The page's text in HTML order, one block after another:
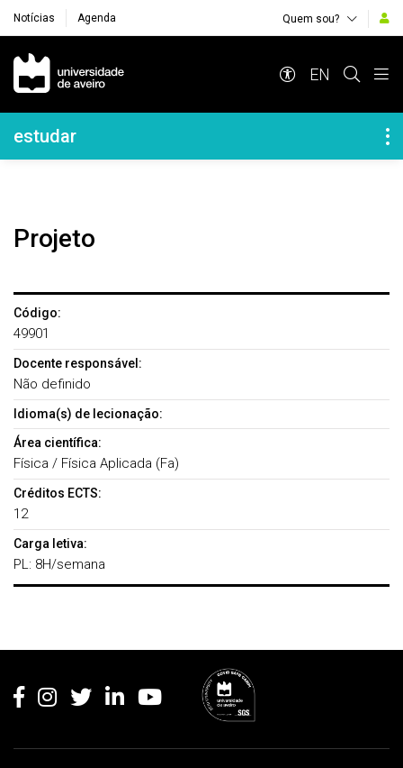
Notícias Agenda Quem sou?
Navegação Principal
EN
Navegação Lateral
estudar
Projeto
Código:
49901
Docente responsável:
Não definido
Idioma(s) de lecionação:
Área científica:
Física / Física Aplicada (Fa)
Créditos ECTS:
12
Carga letiva:
PL: 8H/semana